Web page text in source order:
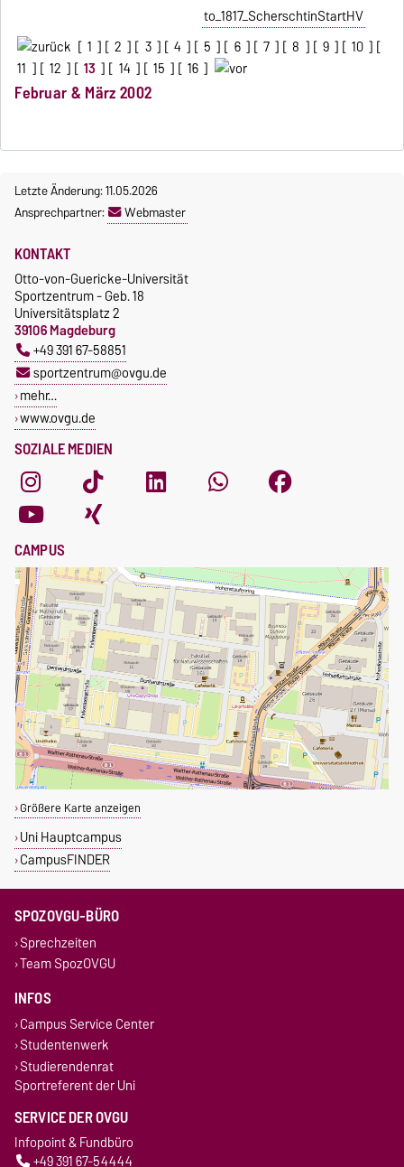
to_1817_ScherschtinStartHV
[ 1 ] [ 2 ] [ 3 ] [ 4 ] [ 5 ] [ 6 ] [ 7 ] [ 8 ] [ 9 ] [ 10 ] [
11 ] [ 12 ] [ 13 ] [ 14 ] [ 15 ] [ 16 ]
Februar & März 2002
Letzte Änderung: 11.05.2026
Ansprechpartner:
Webmaster
SOZIALE MEDIEN
KONTAKT
Otto-von-Guericke-Universität
Sportzentrum - Geb. 18
Universitätsplatz 2
39106 Magdeburg
+49 391 67-58851
sportzentrum@ovgu.de
mehr…
www.ovgu.de
CAMPUS
Größere Karte anzeigen
Uni Hauptcampus
CampusFINDER
SPOZOVGU-BÜRO
Sprechzeiten
Team SpozOVGU
INFOS
Campus Service Center
Studentenwerk
Studierendenrat
Sportreferent der Uni
SERVICE DER OVGU
Infopoint & Fundbüro
+49 391 67-54444